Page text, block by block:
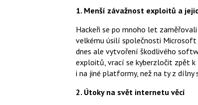
1. Menší závažnost exploitů a
Hackeři se po mnoho let
velkému úsilí společnosti Microsoft
dnes ale vytvoření škodlivého
exploitů, vrací se kyberzločit zpět k
i na jiné platformy, než na ty z
2. Útoky na svět internetu věcí